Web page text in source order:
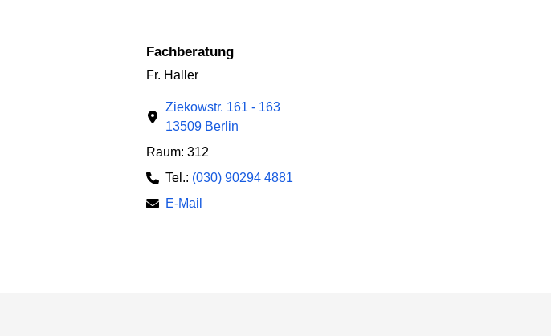
Fachberatung
Fr. Haller
Ziekowstr. 161 - 163
13509 Berlin
Raum: 312
Tel.: (030) 90294 4881
E-Mail